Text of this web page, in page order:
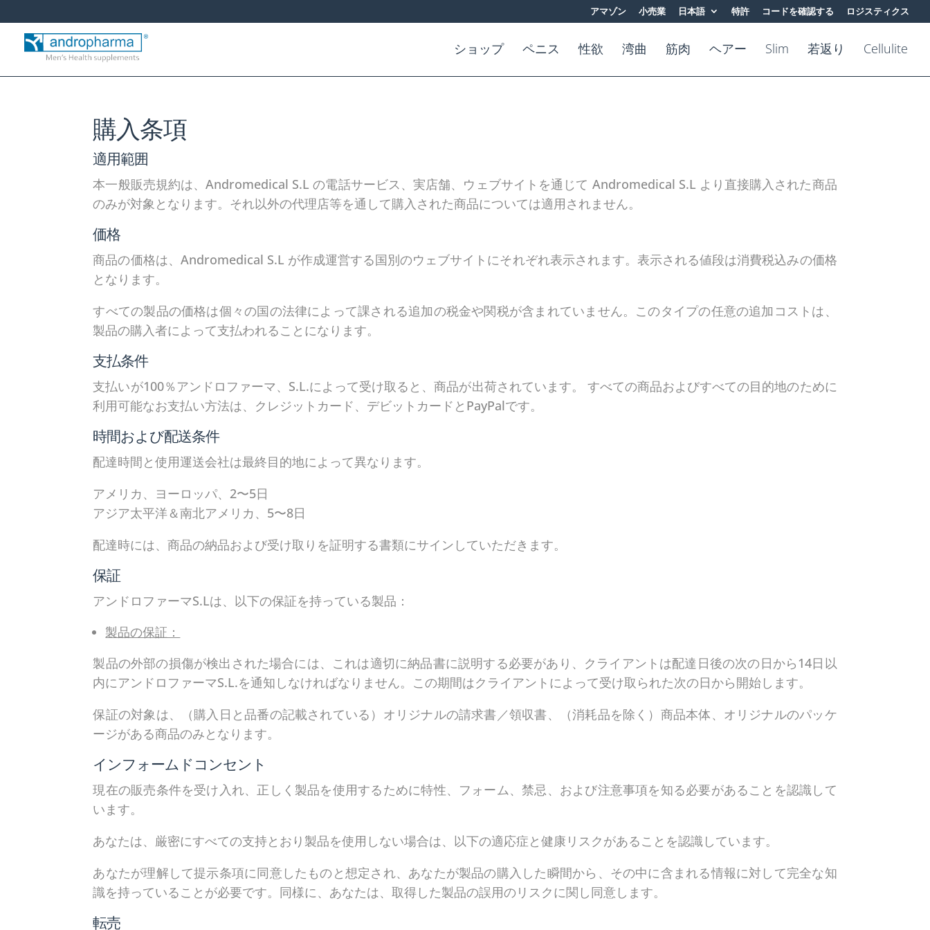
アマゾン 小売業 日本語 特許 コードを確認する ロジスティクス
ショップ ペニス 性欲 湾曲 筋肉 ヘアー Slim 若返り Cellulite
購入条項
適用範囲
本一般販売規約は、Andromedical S.L の電話サービス、実店舗、ウェブサイトを通じて Andromedical S.L より直接購入された商品
のみが対象となります。それ以外の代理店等を通して購入された商品については適用されません。
価格
商品の価格は、Andromedical S.L が作成運営する国別のウェブサイトにそれぞれ表示されます。表示される値段は消費税込みの価格
となります。
すべての製品の価格は個々の国の法律によって課される追加の税金や関税が含まれていません。このタイプの任意の追加コストは、
製品の購入者によって支払われることになります。
支払条件
支払いが100％アンドロファーマ、S.L.によって受け取ると、商品が出荷されています。 すべての商品およびすべての目的地のために
利用可能なお支払い方法は、クレジットカード、デビットカードとPayPalです。
時間および配送条件
配達時間と使用運送会社は最終目的地によって異なります。
アメリカ、ヨーロッパ、2〜5日
アジア太平洋＆南北アメリカ、5〜8日
配達時には、商品の納品および受け取りを証明する書類にサインしていただきます。
保証
アンドロファーマS.Lは、以下の保証を持っている製品：
製品の保証：
製品の外部の損傷が検出された場合には、これは適切に納品書に説明する必要があり、クライアントは配達日後の次の日から14日以
内にアンドロファーマS.L.を通知しなければなりません。この期間はクライアントによって受け取られた次の日から開始します。
保証の対象は、（購入日と品番の記載されている）オリジナルの請求書／領収書、（消耗品を除く）商品本体、オリジナルのパッケ
ージがある商品のみとなります。
インフォームドコンセント
現在の販売条件を受け入れ、正しく製品を使用するために特性、フォーム、禁忌、および注意事項を知る必要があることを認識して
います。
あなたは、厳密にすべての支持とおり製品を使用しない場合は、以下の適応症と健康リスクがあることを認識しています。
あなたが理解して提示条項に同意したものと想定され、あなたが製品の購入した瞬間から、その中に含まれる情報に対して完全な知
識を持っていることが必要です。同様に、あなたは、取得した製品の誤用のリスクに関し同意します。
転売